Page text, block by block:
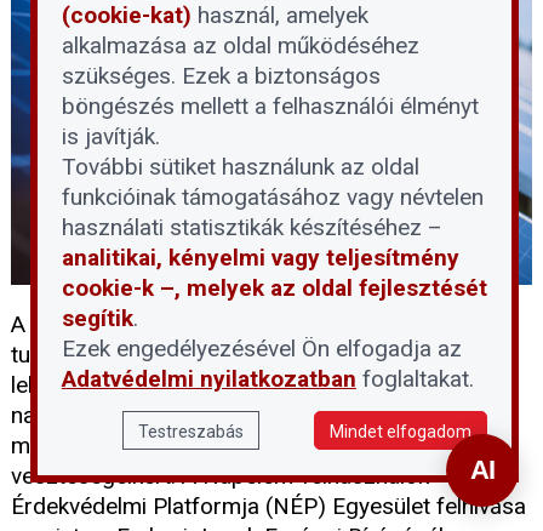
A háztartási méretű kiserőművek (HMKE)
tulajdonosai számára elérkezett az utolsó jogi
lehetőség, hogy kompenzációt kérjenek a
napelemes elszámolási rendszer utólagos
megváltoztatása miatt elszenvedett anyagi
veszteségeikért. A Napelem-felhasználók
Érdekvédelmi Platformja (NÉP) Egyesület felhívása
(cookie-kat) használ, amelyek
alkalmazása az oldal működéséhez
szükséges. Ezek a biztonságos
böngészés mellett a felhasználói élményt
is javítják.
További sütiket használunk az oldal
funkcióinak támogatásához vagy névtelen
használati statisztikák készítéséhez –
analitikai, kényelmi vagy teljesítmény
cookie-k –, melyek az oldal fejlesztését
segítik.
Ezek engedélyezésével Ön elfogadja az
Adatvédelmi nyilatkozatban foglaltakat.
Testreszabás Mindet elfogadom